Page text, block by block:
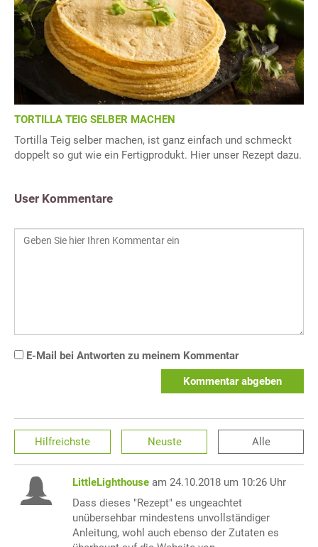
TORTILLA TEIG SELBER MACHEN
Tortilla Teig selber machen, ist ganz einfach und schmeckt
doppelt so gut wie ein Fertigprodukt. Hier unser Rezept dazu.
User Kommentare
E-Mail bei Antworten zu meinem Kommentar
Kommentar abgeben
Hilfreichste Neuste Alle
LittleLighthouse am 24.10.2018 um 10:26 Uhr
Dass dieses "Rezept" es ungeachtet
unübersehbar mindestens unvollständiger
Anleitung, wohl auch ebenso der Zutaten es